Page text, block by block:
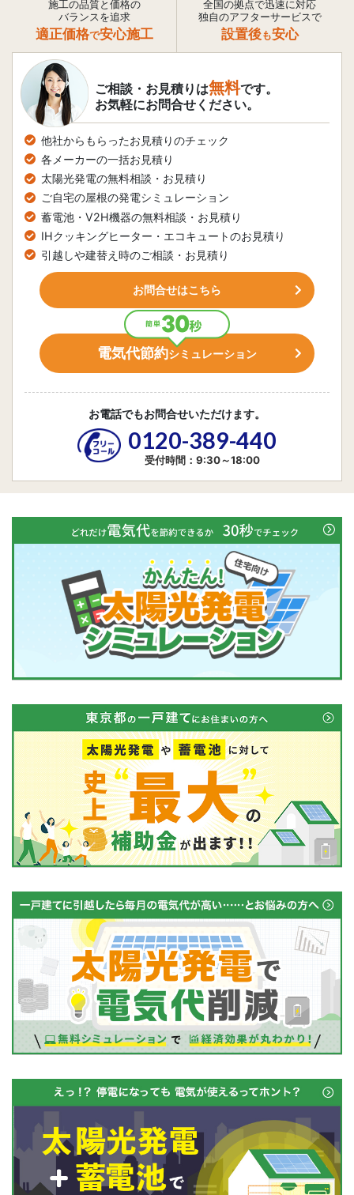
施工の品質と価格の
バランスを追求
適正価格で安心施工
全国の拠点で迅速に対応
独自のアフターサービスで
設置後も安心
ご相談・お見積りは無料です。
お気軽にお問合せください。
他社からもらったお見積りのチェック
各メーカーの一括お見積り
太陽光発電の無料相談・お見積り
ご自宅の屋根の発電シミュレーション
蓄電池・V2H機器の無料相談・お見積り
IHクッキングヒーター・エコキュートのお見積り
引越しや建替え時のご相談・お見積り
お問合せはこちら
電気代節約シミュレーション
お電話でもお問合せいただけます。
0120-389-440
受付時間：9:30～18:00